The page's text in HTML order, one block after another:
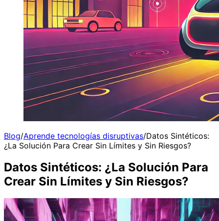
Blog/Aprende tecnologías disruptivas/Datos Sintéticos:
¿La Solución Para Crear Sin Límites y Sin Riesgos?
Datos Sintéticos: ¿La Solución Para
Crear Sin Límites y Sin Riesgos?